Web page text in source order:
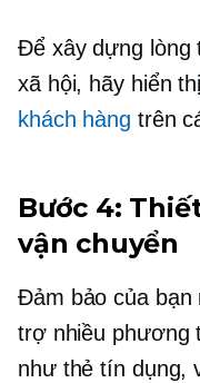
Để xây dựng lòng
xã hội, hãy hiển thị
khách hàng trên
Bước 4:
vận chuyển
Đảm bảo của bạn
trợ nhiều phương
như thẻ tín dụng,